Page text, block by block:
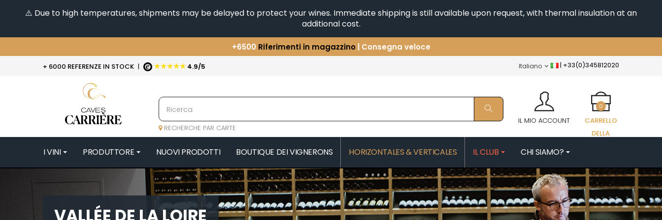
⚠️ Due to high temperatures, shipments may be delayed to protect your wines. Immediate shipping is still available upon request, with thermal insulation at an
additional cost.
+6500 Riferimenti in magazzino| Consegna veloce
Avete una domanda?+33(0)345812020
+ 6000 REFERENZE IN STOCK | ★★★★★ 4.9/5 | +33(0)345812020
Italiano
RECHERCHE PAR CARTE
IL MIO ACCOUNT
CARRELLO
DELLA
0
I VINI PRODUTTORE
4
47N3E - MICHAUT GUILLAUME
A & P DE VILLAINE
COMTES LAFON
CONFURON JEAN-JACQUES
COQUARD LOISON FLEUROT
D
JAEGER-DEFAIX
JAVILLIER PATRICK
JAYER GILLES
JAYER JACQUELINE
MORIN NICOLAS
MOROT ALBERT
MORTET DENIS
MUGNERET-GIBOURG
NUOVI PRODOTTI BOUTIQUE DEI VIGNERONS HORIZONTALES & VERTICALES IL CLUB CHI SIAMO?